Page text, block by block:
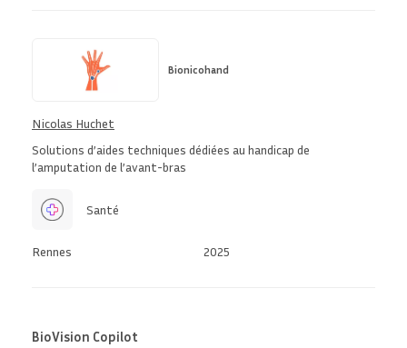
Bionicohand
Nicolas Huchet
Solutions d’aides techniques dédiées au handicap de
l’amputation de l’avant-bras
Santé
Rennes 2025
BioVision Copilot